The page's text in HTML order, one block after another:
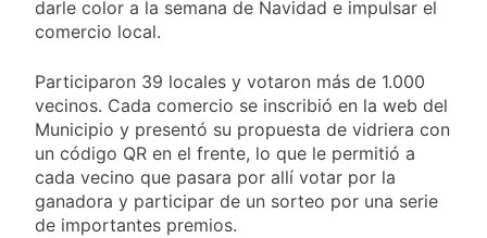
darle color a la semana de Navidad e impulsar el
comercio local.
Participaron 39 locales y votaron más de 1.000
vecinos. Cada comercio se inscribió en la web del
Municipio y presentó su propuesta de vidriera con
un código QR en el frente, lo que le permitió a
cada vecino que pasara por allí votar por la
ganadora y participar de un sorteo por una serie
de importantes premios.